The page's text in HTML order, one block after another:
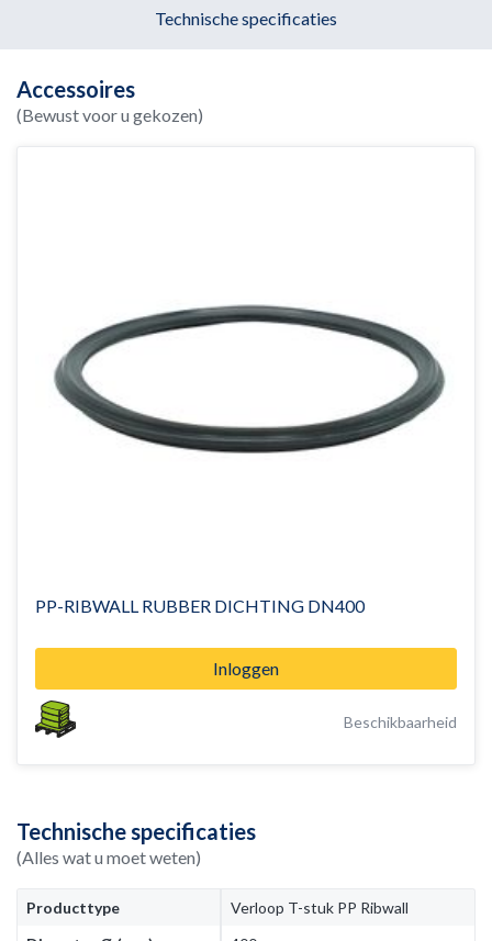
Technische specificaties
Accessoires
(Bewust voor u gekozen)
PP-RIBWALL RUBBER DICHTING DN400
Inloggen
Beschikbaarheid
Technische specificaties
(Alles wat u moet weten)
Producttype
Verloop T-stuk PP Ribwall